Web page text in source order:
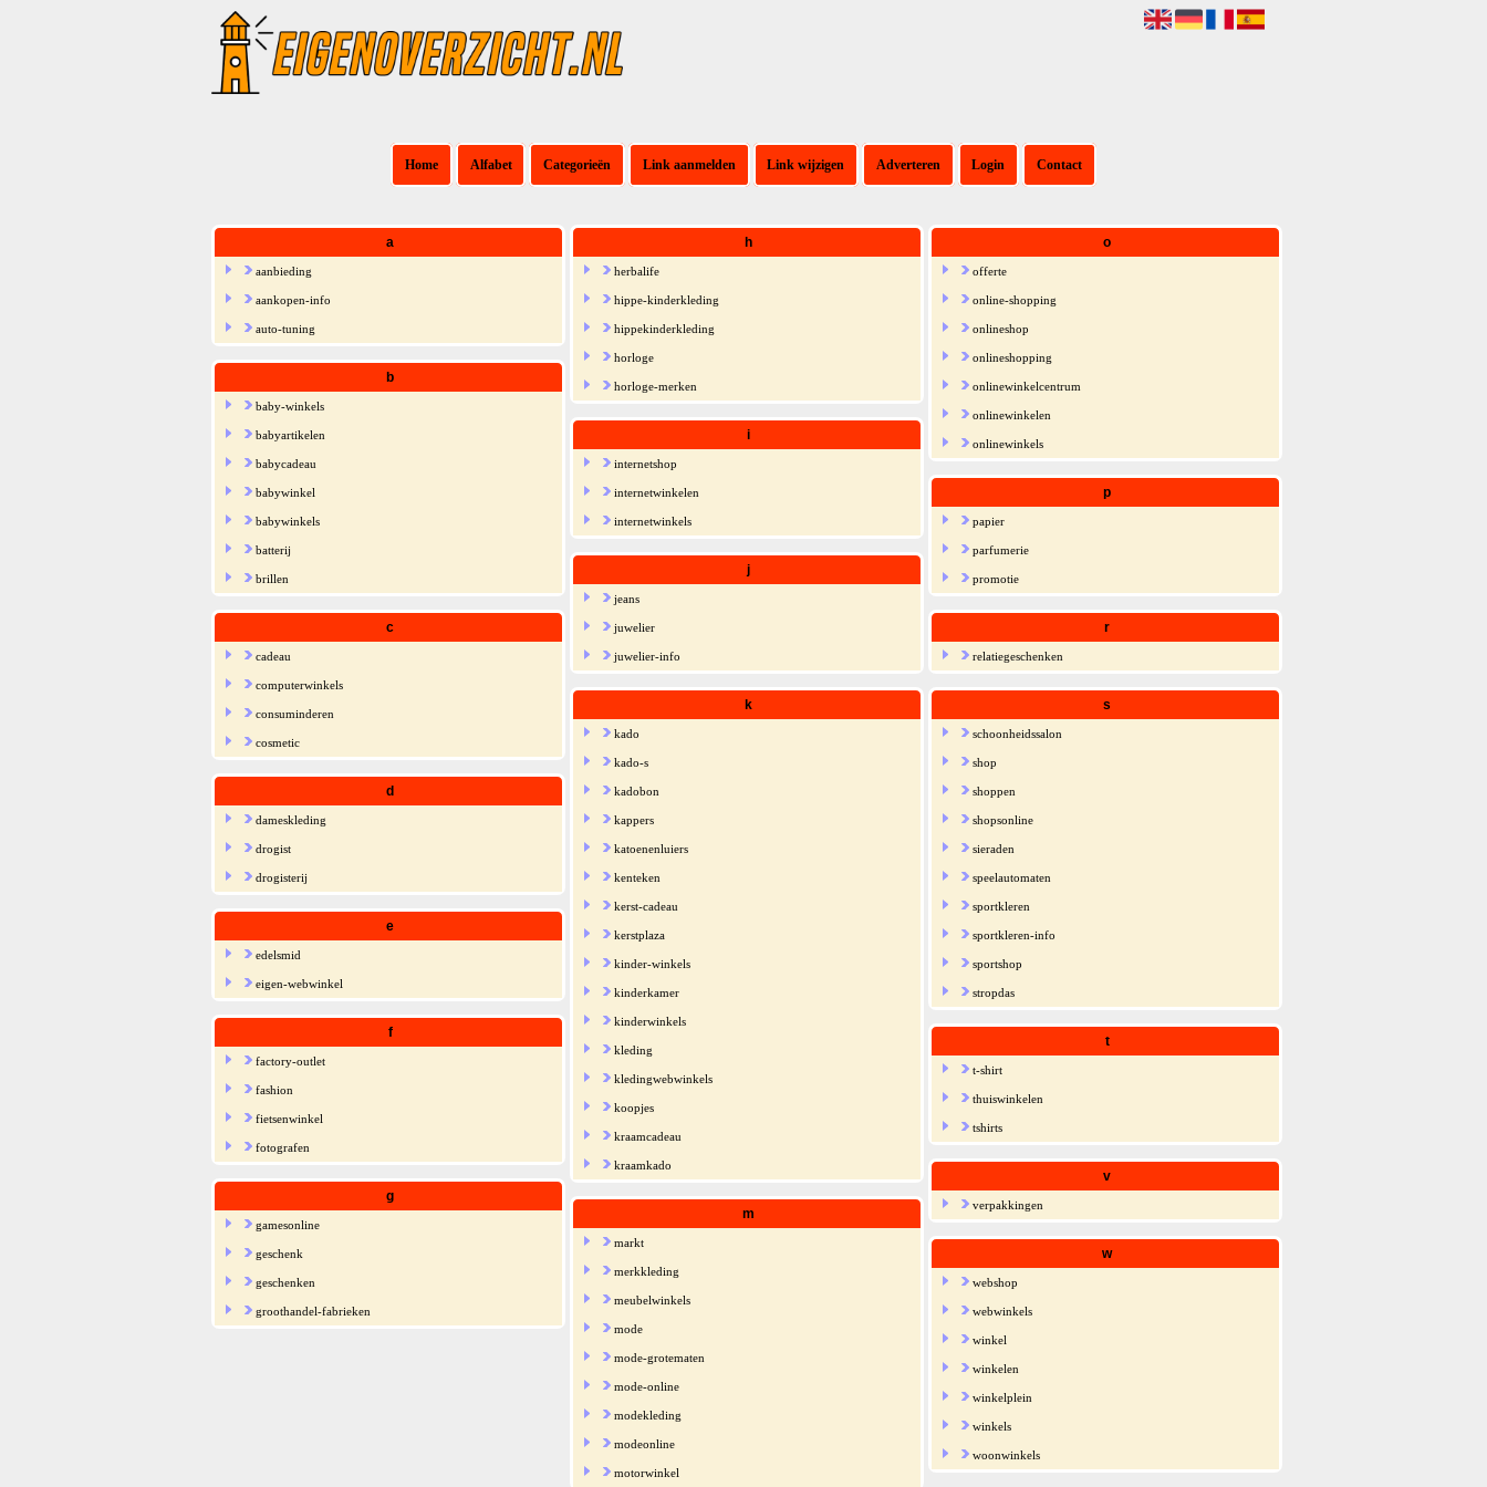
Home Alfabet Categorieën Link aanmelden Link wijzigen Adverteren Login Contact
a
aanbieding
aankopen-info
auto-tuning
b
baby-winkels
babyartikelen
babycadeau
babywinkel
babywinkels
batterij
brillen
c
cadeau
computerwinkels
consuminderen
cosmetic
d
dameskleding
drogist
drogisterij
e
edelsmid
eigen-webwinkel
f
factory-outlet
fashion
fietsenwinkel
fotografen
g
gamesonline
geschenk
geschenken
groothandel-fabrieken
h
herbalife
hippe-kinderkleding
hippekinderkleding
horloge
horloge-merken
i
internetshop
internetwinkelen
internetwinkels
j
jeans
juwelier
juwelier-info
k
kado
kado-s
kadobon
kappers
katoenenluiers
kenteken
kerst-cadeau
kerstplaza
kinder-winkels
kinderkamer
kinderwinkels
kleding
kledingwebwinkels
koopjes
kraamcadeau
kraamkado
m
markt
merkkleding
meubelwinkels
mode
mode-grotematen
mode-online
modekleding
modeonline
motorwinkel
o
offerte
online-shopping
onlineshop
onlineshopping
onlinewinkelcentrum
onlinewinkelen
onlinewinkels
p
papier
parfumerie
promotie
r
relatiegeschenken
s
schoonheidssalon
shop
shoppen
shopsonline
sieraden
speelautomaten
sportkleren
sportkleren-info
sportshop
stropdas
t
t-shirt
thuiswinkelen
tshirts
v
verpakkingen
w
webshop
webwinkels
winkel
winkelen
winkelplein
winkels
woonwinkels